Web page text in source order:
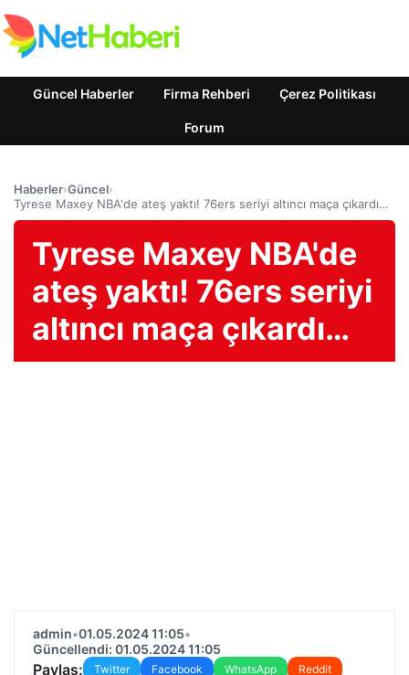
Güncel Haberler Firma Rehberi Çerez Politikası
Forum
Haberler›Güncel›
Tyrese Maxey NBA'de ateş yaktı! 76ers seriyi altıncı maça çıkardı…
Tyrese Maxey NBA'de
ateş yaktı! 76ers seriyi
altıncı maça çıkardı…
admin•01.05.2024 11:05•
Güncellendi: 01.05.2024 11:05
Paylaş: Twitter Facebook WhatsApp
Reddit